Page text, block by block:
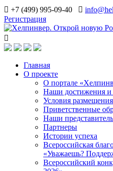
+7 (499) 995-09-40
Регистрация
Главная
О проекте
О портале
Наши достижения и
Условия
Приветственные
Наши
Партнеры
Истории успеха
Всероссийская
«Уважаешь?
Всероссийский